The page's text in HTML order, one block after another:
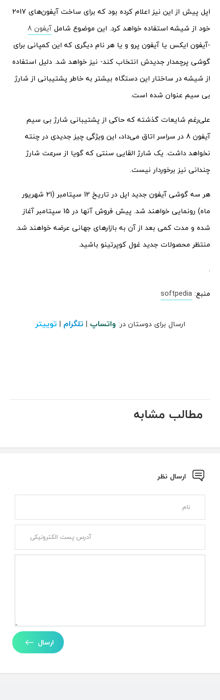
اپل پیش از این نیز اعلام کرده بود که برای ساخت آیفون‌های 2017
خود از شیشه استفاده خواهد کرد. این موضوع شاملآیفون 8
-آیفون ایکس یا آیفون پرو و یا هر نام دیگری که این کمپانی برای
گوشی پرچمدار جدیدش انتخاب کند- نیز خواهد شد. دلیل استفاده
از شیشه در ساختار این دستگاه بیشتر به خاطر پشتیبانی از شارژ
بی سیم عنوان شده است.
علی‌رغم شایعات گذشته که حاکی از پشتیبانی شارژ بی سیم
آیفون 8 در سراسر اتاق می‌داد، این ویژگی چیز جدیدی در چنته
نخواهد داشت. یک شارژ القایی سنتی که گویا از سرعت شارژ
چندانی نیز برخوردار نیست.
هر سه گوشی آیفون جدید اپل در تاریخ 12 سپتامبر (21 شهریور
ماه) رونمایی خواهند شد. پیش فروش آنها در 15 سپتامبر آغاز
شده و مدت کمی بعد از آن به بازارهای جهانی عرضه خواهند شد.
منتظر محصولات جدید غول کوپرتینو باشید.
.
منبع: softpedia
ارسال برای دوستان در: واتساپ | تلگرام | توییتر
مطالب مشابه
ارسال نظر
ارسال